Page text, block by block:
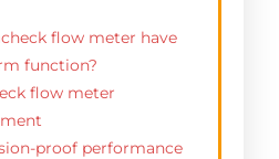
flow meter have
function?
flow meter
proof performance